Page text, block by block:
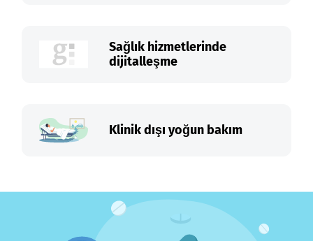
Sağlık hizmetlerinde
dijitalleşme
Klinik dışı yoğun bakım